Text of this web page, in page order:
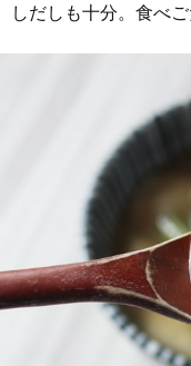
しだしも十分。食べご